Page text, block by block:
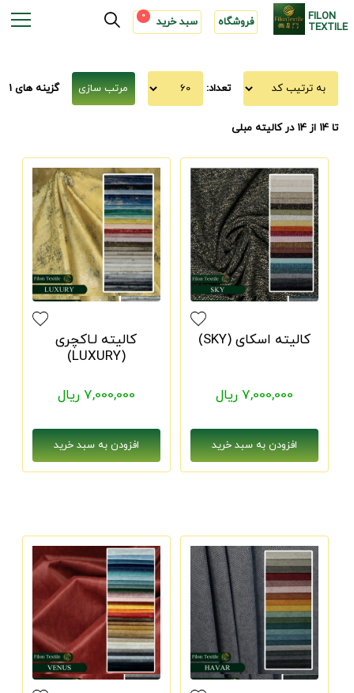
FILON
TEXTILE فروشگاه سبد خرید 0
تعداد: گزینه های 1
تا 14 از 14 در کالیته مبلی
کالیته اسکای (SKY)
7,000,000 ریال
کالیته لـاکچری
(LUXURY)
7,000,000 ریال